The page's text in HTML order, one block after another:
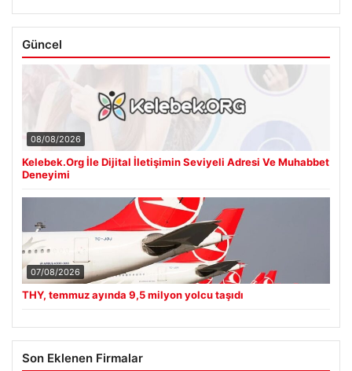
Güncel
08/08/2026
Kelebek.Org İle Dijital İletişimin Seviyeli Adresi Ve Muhabbet
Deneyimi
07/08/2026
THY, temmuz ayında 9,5 milyon yolcu taşıdı
Son Eklenen Firmalar